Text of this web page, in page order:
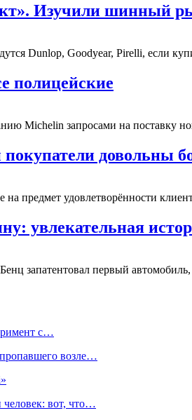
Изучили шинный
Dunlop, Goodyear, Pirelli, если
полицейские
Michelin запросами на поставку
довольны
на предмет удовлетворённости
увлекательная
запатентовал первый
с…
возле…
человек: вот, что…